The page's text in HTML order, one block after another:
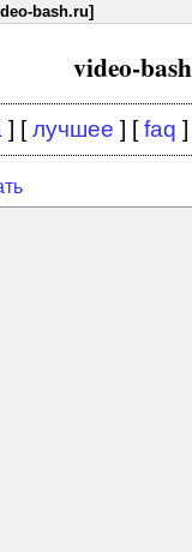
bash.ru]
video-
] [лучшее ] [faq ]